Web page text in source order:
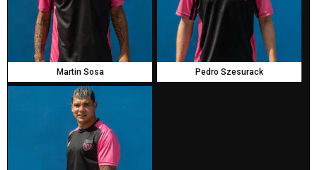
Martin Sosa Pedro Szesurack